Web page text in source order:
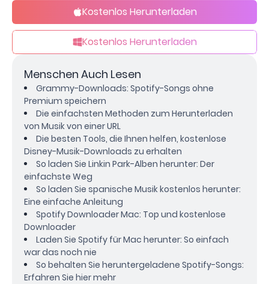
Kostenlos Herunterladen
Kostenlos Herunterladen
Menschen Auch Lesen
Grammy-Downloads: Spotify-Songs ohne
Premium speichern
Die einfachsten Methoden zum Herunterladen
von Musik von einer URL
Die besten Tools, die Ihnen helfen, kostenlose
Disney-Musik-Downloads zu erhalten
So laden Sie Linkin Park-Alben herunter: Der
einfachste Weg
So laden Sie spanische Musik kostenlos herunter:
Eine einfache Anleitung
Spotify Downloader Mac: Top und kostenlose
Downloader
Laden Sie Spotify für Mac herunter: So einfach
war das noch nie
So behalten Sie heruntergeladene Spotify-Songs:
Erfahren Sie hier mehr